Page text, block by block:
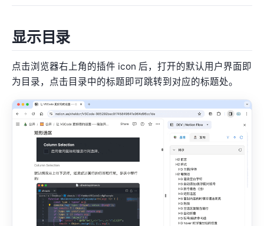
显示目录
点击浏览器右上角的插件 icon 后，打开的默认用户界面即
为目录，点击目录中的标题即可跳转到对应的标题处。